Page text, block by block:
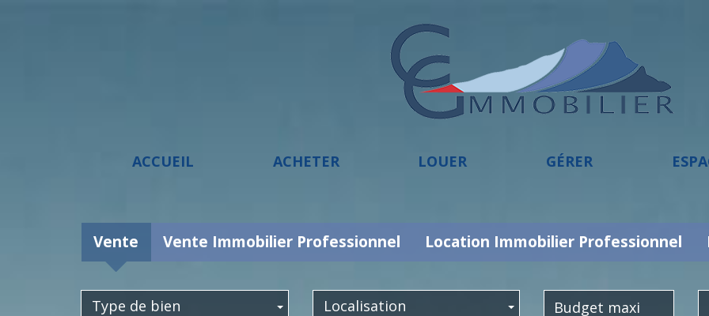
ACCUEIL ACHETER LOUER GÉRER
Vente Vente Immobilier Professionnel Location Immobilier Professionnel
Type de bien Localisation